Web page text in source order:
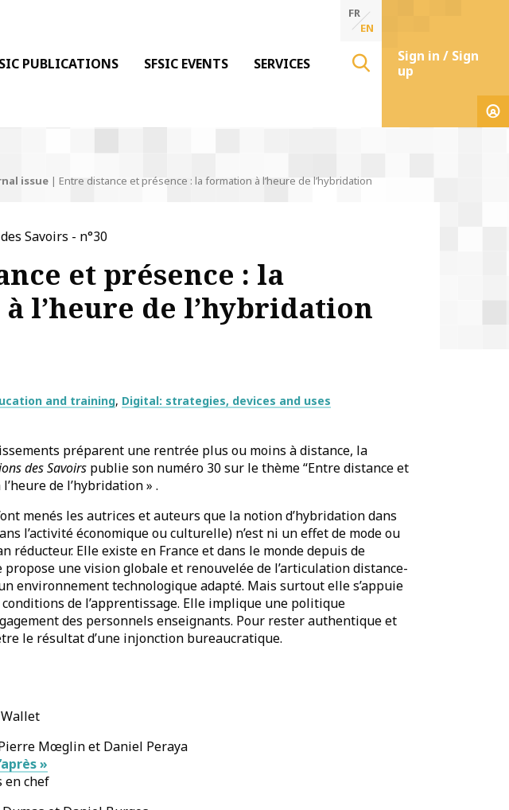
PUBLICATIONS SFSIC EVENTS SERVICES
FR
EN
Sign in / Sign
up
issue| Entre distance et présence : la formation à l’heure de l’hybridation
Savoirs - n°30
et présence : la
l’heure de l’hybridation
and training Digital: strategies, devices and uses
préparent une rentrée plus ou moins à distance, la
des Savoirs publie son numéro 30 sur le thème “Entre distance et
de l’hybridation » .
menés les autrices et auteurs que la notion d’hybridation dans
l’activité économique ou culturelle) n’est ni un effet de mode ou
réducteur. Elle existe en France et dans le monde depuis de
propose une vision globale et renouvelée de l’articulation distance-
environnement technologique adapté. Mais surtout elle s’appuie
de l’apprentissage. Elle implique une politique
des personnels enseignants. Pour rester authentique et
le résultat d’une injonction bureaucratique.
Mœglin et Daniel Peraya
»
en chef